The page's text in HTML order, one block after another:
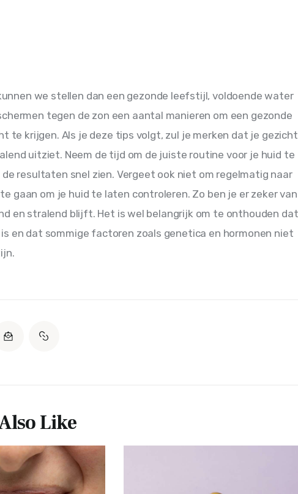
we stellen dan een gezonde leefstijl, voldoende water
tegen de zon een aantal manieren om een gezonde
te krijgen. Als je deze tips volgt, zul je merken dat je gezicht
uitziet. Neem de tijd om de juiste routine voor je huid te
resultaten snel zien. Vergeet ook niet om regelmatig naar
gaan om je huid te laten controleren. Zo ben je er zeker van
en stralend blijft. Het is wel belangrijk om te onthouden dat
en dat sommige factoren zoals genetica en hormonen niet
Like